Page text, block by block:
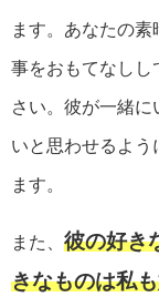
ます。あなたの
事をおもてなしし
さい。彼が一緒に
いと思わせるよう
ます。
また、 彼の好き
きなものは私